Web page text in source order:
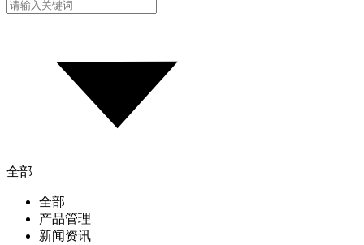
全部
全部
产品管理
新闻资讯